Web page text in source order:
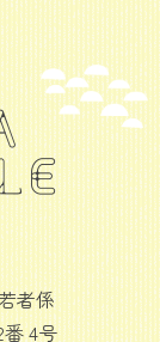
者係
4号